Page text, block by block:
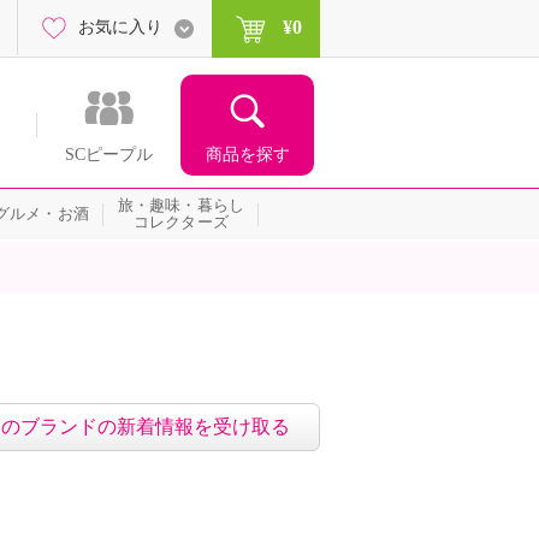
SCピープル 商品を探す
お気に入り ¥0
ルメ・お酒
旅・趣味・暮らし
コレクターズ
ブランドの新着情報を受け取る